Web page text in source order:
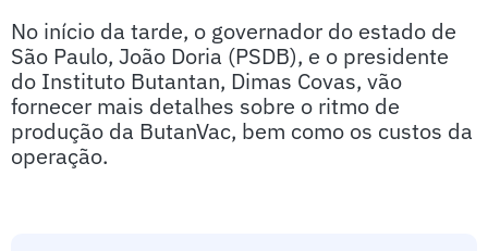
No início da tarde, o governador do estado de
São Paulo, João Doria (PSDB), e o presidente
do Instituto Butantan, Dimas Covas, vão
fornecer mais detalhes sobre o ritmo de
produção da ButanVac, bem como os custos da
operação.